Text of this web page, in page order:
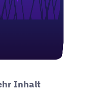
Inhalt